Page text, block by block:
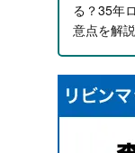
る？35年
意点を解説